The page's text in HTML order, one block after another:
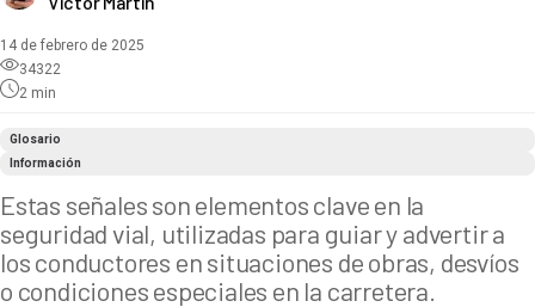
14 de febrero de 2025
34322
2 min
Glosario
Información
Estas señales son elementos clave en la
seguridad vial, utilizadas para guiar y advertir a
los conductores en situaciones de obras, desvíos
o condiciones especiales en la carretera.